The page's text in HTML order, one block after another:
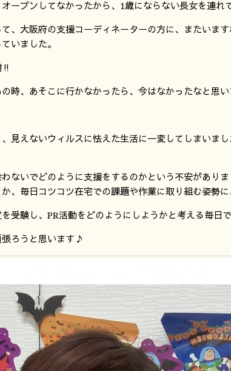
ープンしてなかったから、1歳にならない長女を連
、大阪府の支援コーディネーターの方に、またいま
いました。
‼︎
時、あそこに行かなかったら、今はなかったなと思い
見えないウィルスに怯えた生活に一変してしまいま
ないでどのように支援をするのかという不安があり
、毎日コツコツ在宅での課題や作業に取り組む姿勢に
受験し、PR活動をどのようにしようかと考える毎日で
張ろうと思います♪